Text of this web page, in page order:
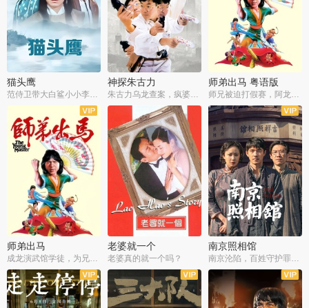
猫头鹰
范侍卫带大白鲨小小李破案寻妃
神探朱古力
朱古力乌龙查案，疯婆子神助攻
师弟出马 粤语版
师兄被迫打假赛，阿龙追查斗黑帮
师弟出马
成龙演武馆学徒，为兄搏命战黑道
老婆就一个
老婆真的就一个吗？
南京照相馆
南京沦陷，百姓守护罪证底片